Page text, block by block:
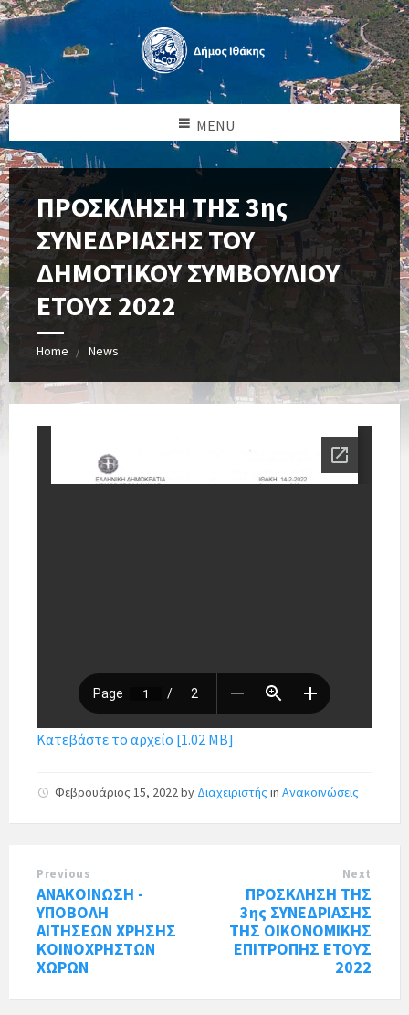
MENU
ΠΡΟΣΚΛΗΣΗ ΤΗΣ 3ης
ΣΥΝΕΔΡΙΑΣΗΣ ΤΟΥ
ΔΗΜΟΤΙΚΟΥ ΣΥΜΒΟΥΛΙΟΥ
ΕΤΟΥΣ 2022
Home News
Κατεβάστε το αρχείο [1.02 MB]
Φεβρουάριος 15, 2022by Διαχειριστής in Ανακοινώσεις
Previous
ΑΝΑΚΟΙΝΩΣΗ -
ΥΠΟΒΟΛΗ
ΑΙΤΗΣΕΩΝ ΧΡΗΣΗΣ
ΚΟΙΝΟΧΡΗΣΤΩΝ
ΧΩΡΩΝ
Next
ΠΡΟΣΚΛΗΣΗ ΤΗΣ
3ης ΣΥΝΕΔΡΙΑΣΗΣ
ΤΗΣ ΟΙΚΟΝΟΜΙΚΗΣ
ΕΠΙΤΡΟΠΗΣ ΕΤΟΥΣ
2022